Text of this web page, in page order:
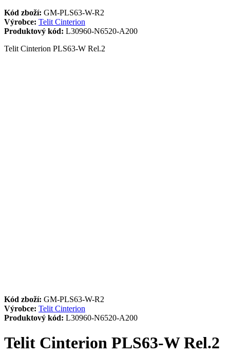
Kód zboží: GM-PLS63-W-R2
Výrobce: Telit Cinterion
Produktový kód: L30960-N6520-A200
Telit Cinterion PLS63-W Rel.2
Kód zboží: GM-PLS63-W-R2
Výrobce: Telit Cinterion
Produktový kód: L30960-N6520-A200
Telit Cinterion PLS63-W Rel.2